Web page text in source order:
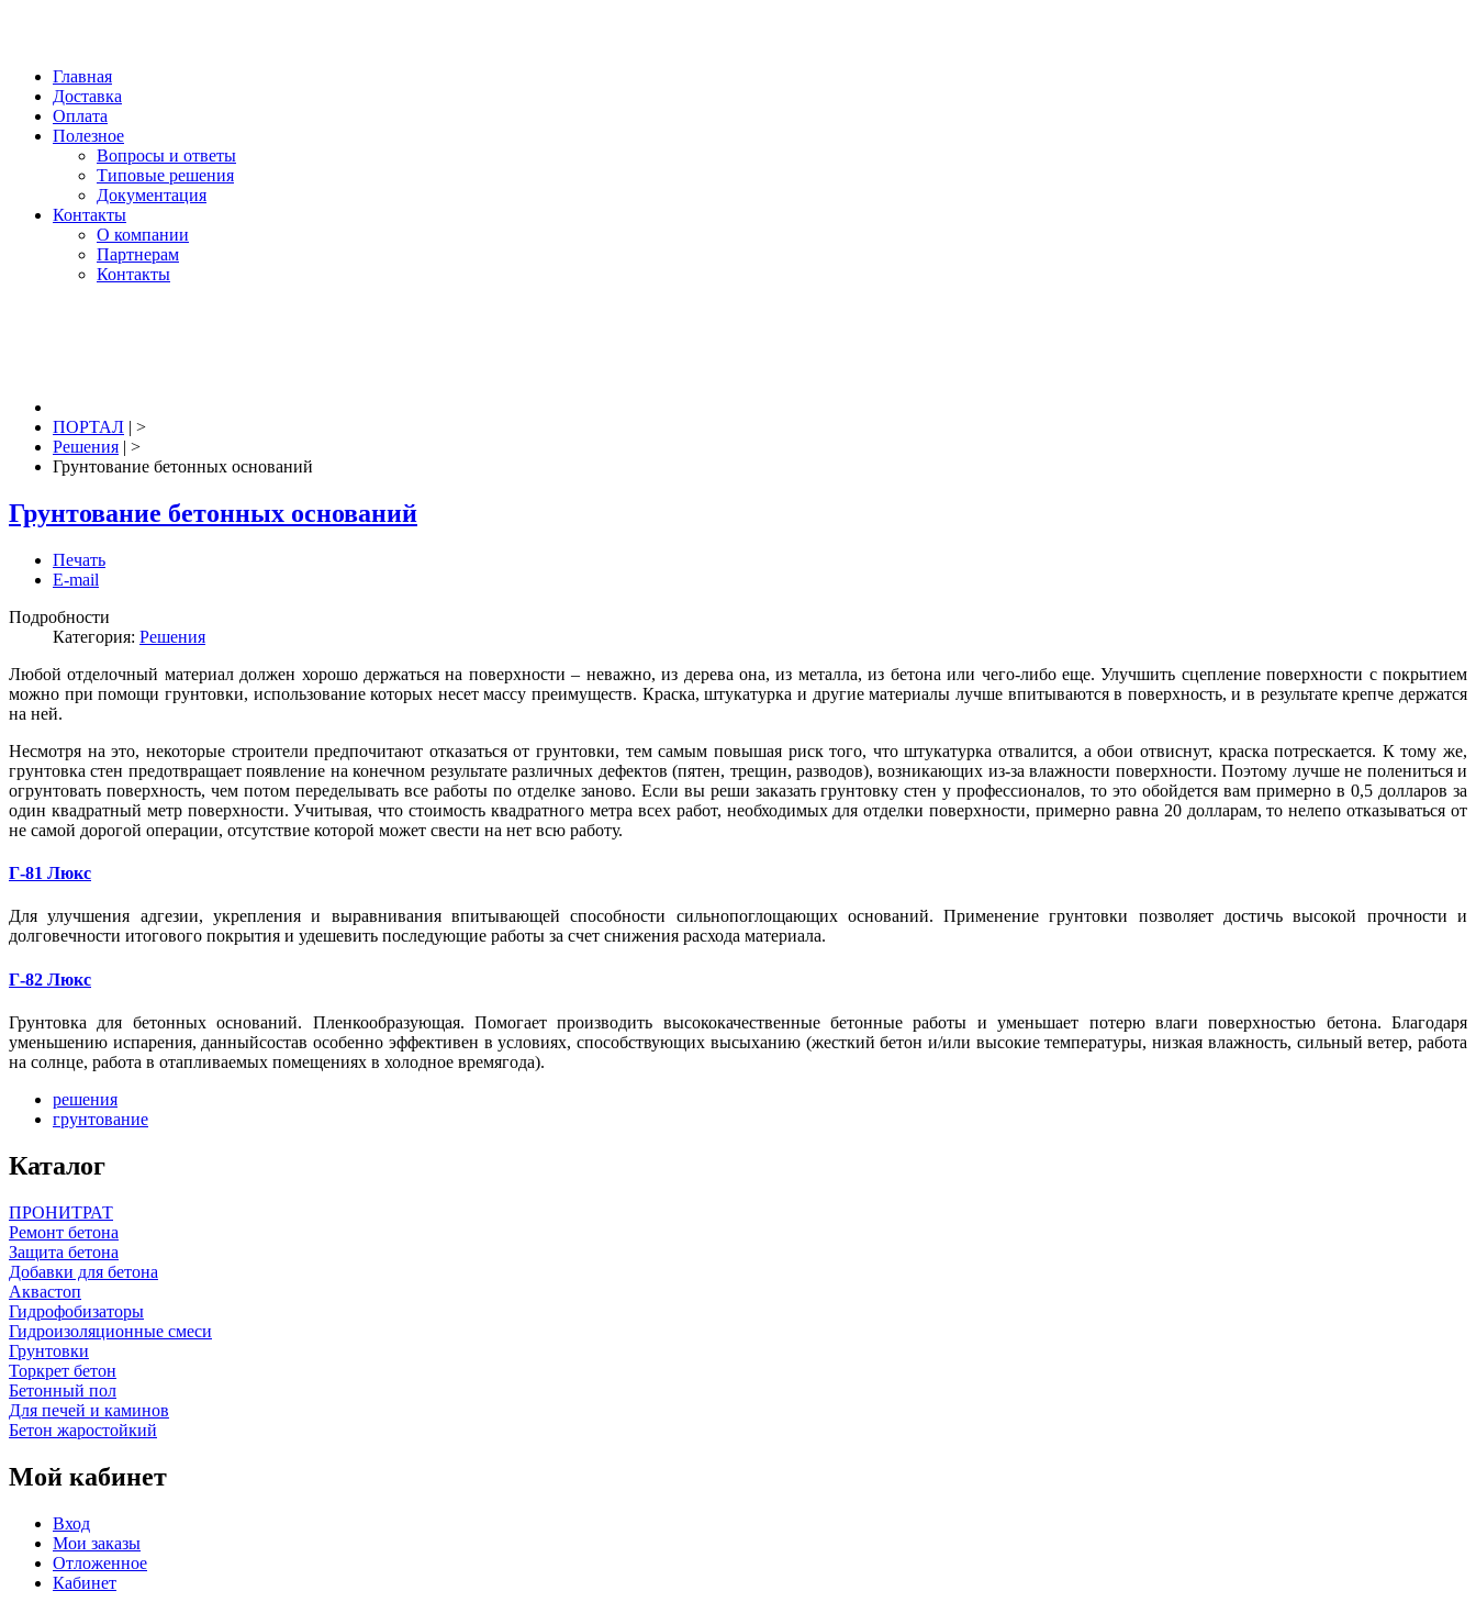
Главная
Доставка
Оплата
Полезное
Вопросы и ответы
Типовые решения
Документация
Контакты
О компании
Партнерам
Контакты
ПОРТАЛ | >
Решения | >
Грунтование бетонных оснований
Грунтование бетонных оснований
Печать
E-mail
Подробности
Категория: Решения
Любой отделочный материал должен хорошо держаться на поверхности – неважно, из дерева она, из металла, из бетона или чего-либо еще. Улучшить сцепление поверхности с покрытием
можно при помощи грунтовки, использование которых несет массу преимуществ. Краска, штукатурка и другие материалы лучше впитываются в поверхность, и в результате крепче держатся
на ней.
Несмотря на это, некоторые строители предпочитают отказаться от грунтовки, тем самым повышая риск того, что штукатурка отвалится, а обои отвиснут, краска потрескается. К тому же,
грунтовка стен предотвращает появление на конечном результате различных дефектов (пятен, трещин, разводов), возникающих из-за влажности поверхности. Поэтому лучше не полениться и
огрунтовать поверхность, чем потом переделывать все работы по отделке заново. Если вы реши заказать грунтовку стен у профессионалов, то это обойдется вам примерно в 0,5 долларов за
один квадратный метр поверхности. Учитывая, что стоимость квадратного метра всех работ, необходимых для отделки поверхности, примерно равна 20 долларам, то нелепо отказываться от
не самой дорогой операции, отсутствие которой может свести на нет всю работу.
Г-81 Люкс
Для улучшения адгезии, укрепления и выравнивания впитывающей способности сильнопоглощающих оснований. Применение грунтовки позволяет достичь высокой прочности и
долговечности итогового покрытия и удешевить последующие работы за счет снижения расхода материала.
Г-82 Люкс
Грунтовка для бетонных оснований. Пленкообразующая. Помогает производить высококачественные бетонные работы и уменьшает потерю влаги поверхностью бетона. Благодаря
уменьшению испарения, данныйсостав особенно эффективен в условиях, способствующих высыханию (жесткий бетон и/или высокие температуры, низкая влажность, сильный ветер, работа
на солнце, работа в отапливаемых помещениях в холодное времягода).
решения
грунтование
Каталог
ПРОНИТРАТ
Ремонт бетона
Защита бетона
Добавки для бетона
Аквастоп
Гидрофобизаторы
Гидроизоляционные смеси
Грунтовки
Торкрет бетон
Бетонный пол
Для печей и каминов
Бетон жаростойкий
Мой кабинет
Вход
Мои заказы
Отложенное
Кабинет